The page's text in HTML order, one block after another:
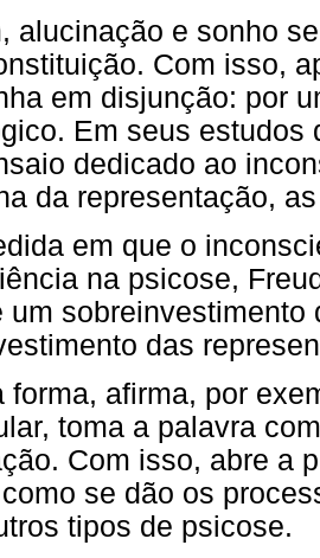
alucinação e sonho
Com isso,
em disjunção: por
Em seus estudos
dedicado ao
da representação,
em que o
na psicose,
um
das
forma, afirma, por
toma a palavra
Com isso, abre a
se dão os
tipos de psicose.